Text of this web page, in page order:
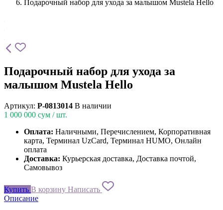
Подарочный набор для ухода за малышом Mustela Hello
Подарочный набор для ухода за
малышом Mustela Hello
Артикул: P-0813014 В наличии
1 000 000 сум / шт.
Оплата: Наличными, Перечислением, Корпоративная
карта, Терминал UzCard, Терминал HUMO, Онлайн
оплата
Доставка: Курьерская доставка, Доставка почтой,
Самовывоз
Купить В корзину Написать
Описание